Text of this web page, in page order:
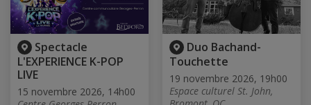
Spectacle
L'EXPERIENCE K-POP
LIVE
15 novembre 2026, 14h00
Duo Bachand-
Touchette
19 novembre 2026, 19h00
Espace culturel St. John,